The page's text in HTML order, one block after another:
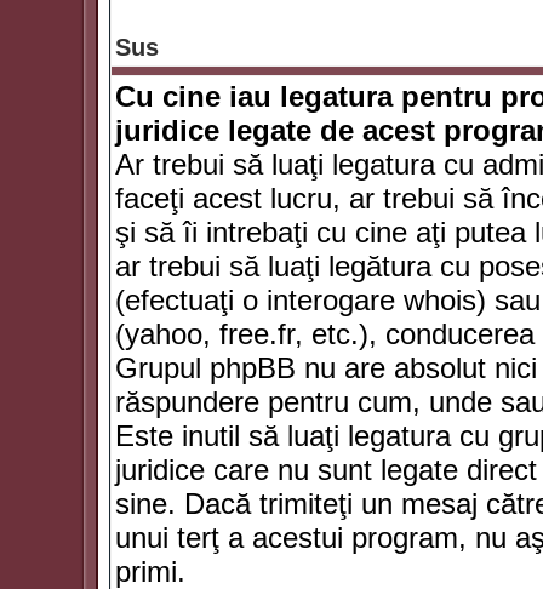
Sus
Cu cine iau legatura pentru
juridice legate de acest
Ar trebui să luaţi legatura cu
faceţi acest lucru, ar trebui să
şi să îi intrebaţi cu cine aţi putea
ar trebui să luaţi legătura cu
(efectuaţi o interogare whois)
(yahoo, free.fr, etc.),
Grupul phpBB nu are absolut
răspundere pentru cum, unde
Este inutil să luaţi legatura cu
juridice care nu sunt legate
sine. Dacă trimiteţi un mesaj
unui terţ a acestui program, nu
primi.